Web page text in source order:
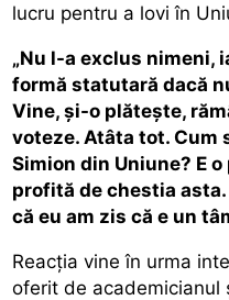
lucru pentru a lovi în
„Nu l-a exclus nimeni,
formă statutară dacă
Vine, şi-o plăteşte,
voteze. Atâta tot. Cum
Simion din Uniune? E
profită de chestia
că eu am zis că e un
Reacţia vine în urma
oferit de academicianul